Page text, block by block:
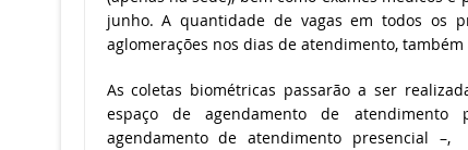
junho. A quantidade de vagas em todos os
aglomerações nos dias de atendimento,
As coletas biométricas passarão a ser
espaço de agendamento de atendimento
agendamento de atendimento presencial